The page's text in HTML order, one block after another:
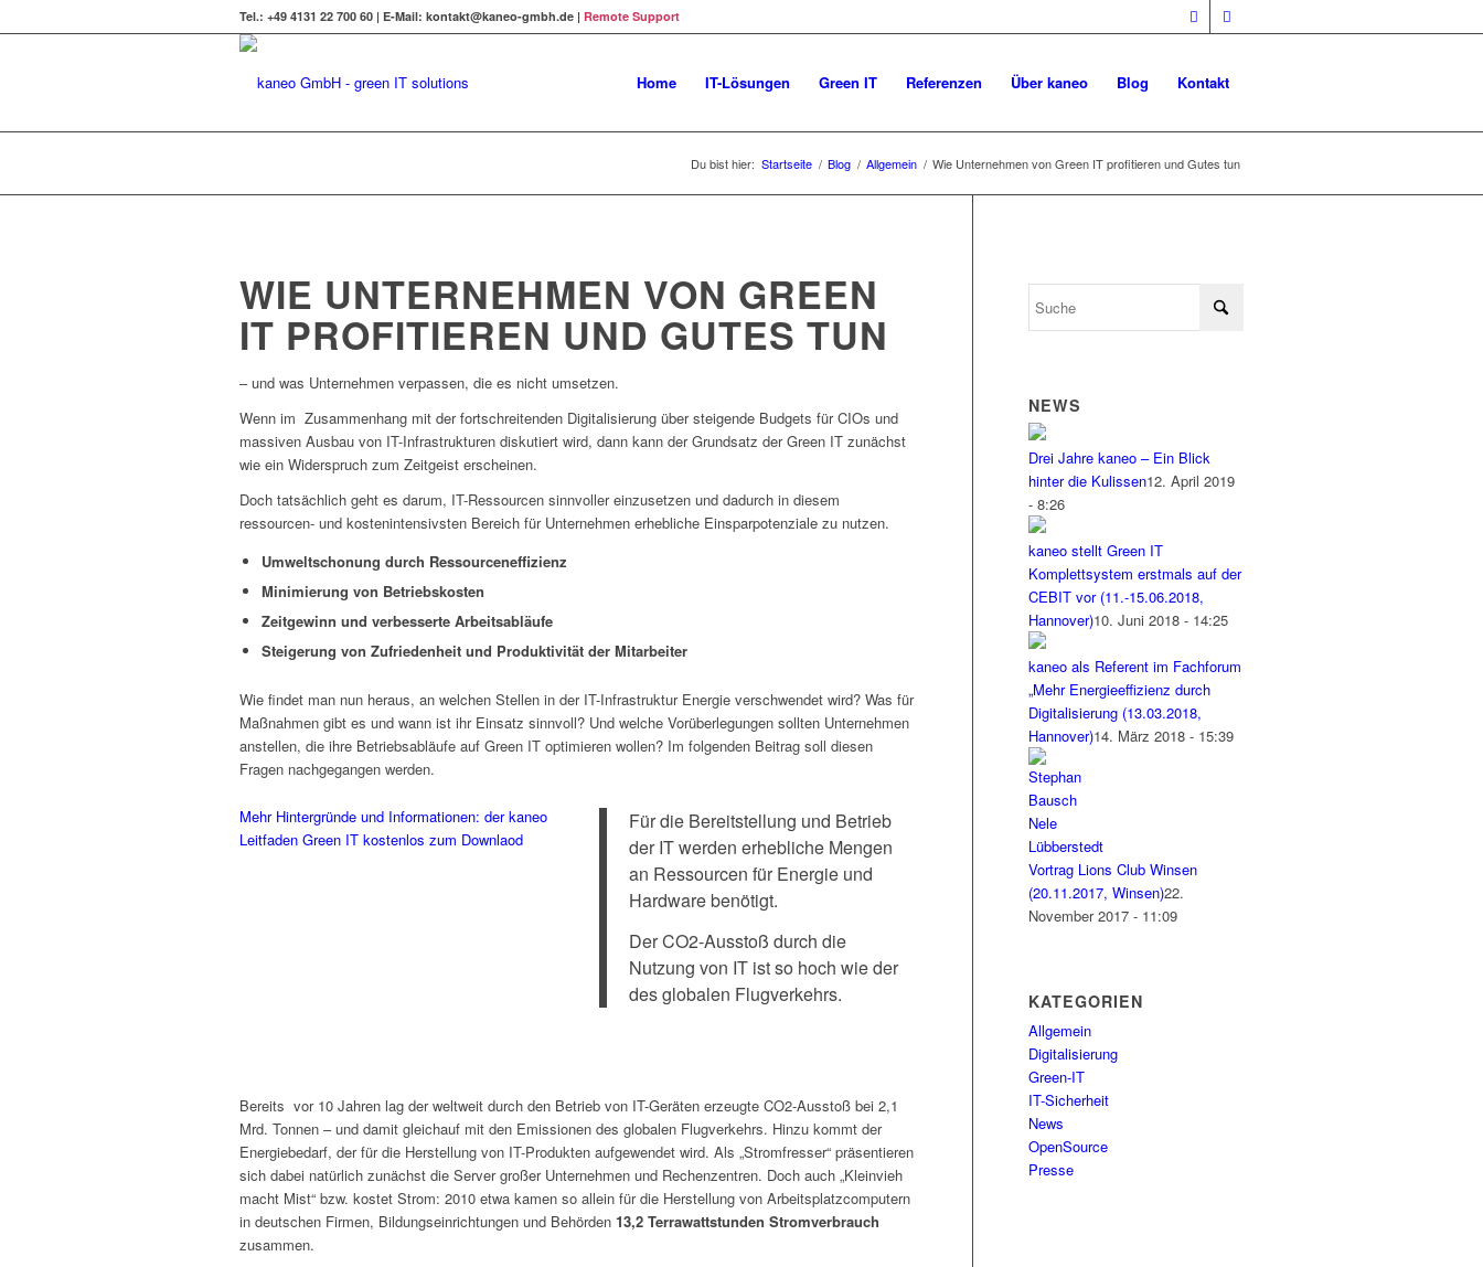
Tel.: +49 4131 22 700 60 | E-Mail: kontakt@kaneo-gmbh.de | Remote Support
Home IT-Lösungen Green IT Referenzen Über kaneo Blog Kontakt
Du bist hier: Startseite / Blog / Allgemein / Wie Unternehmen von Green IT profitieren und Gutes tun
WIE UNTERNEHMEN VON GREEN
IT PROFITIEREN UND GUTES TUN
– und was Unternehmen verpassen, die es nicht umsetzen.
Wenn im Zusammenhang mit der fortschreitenden Digitalisierung über steigende Budgets für CIOs und
massiven Ausbau von IT-Infrastrukturen diskutiert wird, dann kann der Grundsatz der Green IT zunächst
wie ein Widerspruch zum Zeitgeist erscheinen.
Doch tatsächlich geht es darum, IT-Ressourcen sinnvoller einzusetzen und dadurch in diesem
ressourcen- und kostenintensivsten Bereich für Unternehmen erhebliche Einsparpotenziale zu nutzen.
Umweltschonung durch Ressourceneffizienz
Minimierung von Betriebskosten
Zeitgewinn und verbesserte Arbeitsabläufe
Steigerung von Zufriedenheit und Produktivität der Mitarbeiter
Wie findet man nun heraus, an welchen Stellen in der IT-Infrastruktur Energie verschwendet wird? Was für
Maßnahmen gibt es und wann ist ihr Einsatz sinnvoll? Und welche Vorüberlegungen sollten Unternehmen
anstellen, die ihre Betriebsabläufe auf Green IT optimieren wollen? Im folgenden Beitrag soll diesen
Fragen nachgegangen werden.
Mehr Hintergründe und Informationen: der kaneo
Leitfaden Green IT kostenlos zum Downlaod
Für die Bereitstellung und Betrieb
der IT werden erhebliche Mengen
an Ressourcen für Energie und
Hardware benötigt.
Der CO2-Ausstoß durch die
Nutzung von IT ist so hoch wie der
des globalen Flugverkehrs.
Bereits vor 10 Jahren lag der weltweit durch den Betrieb von IT-Geräten erzeugte CO2-Ausstoß bei 2,1
Mrd. Tonnen – und damit gleichauf mit den Emissionen des globalen Flugverkehrs. Hinzu kommt der
Energiebedarf, der für die Herstellung von IT-Produkten aufgewendet wird. Als „Stromfresser“ präsentieren
sich dabei natürlich zunächst die Server großer Unternehmen und Rechenzentren. Doch auch „Kleinvieh
macht Mist“ bzw. kostet Strom: 2010 etwa kamen so allein für die Herstellung von Arbeitsplatzcomputern
in deutschen Firmen, Bildungseinrichtungen und Behörden 13,2 Terrawattstunden Stromverbrauch
zusammen.
NEWS
Drei Jahre kaneo – Ein Blick
hinter die Kulissen12. April 2019
- 8:26
kaneo stellt Green IT
Komplettsystem erstmals auf der
CEBIT vor (11.-15.06.2018,
Hannover)10. Juni 2018 - 14:25
kaneo als Referent im Fachforum
„Mehr Energieeffizienz durch
Digitalisierung (13.03.2018,
Hannover)14. März 2018 - 15:39
Vortrag Lions Club Winsen
(20.11.2017, Winsen)22.
November 2017 - 11:09
KATEGORIEN
Allgemein
Digitalisierung
Green-IT
IT-Sicherheit
News
OpenSource
Presse